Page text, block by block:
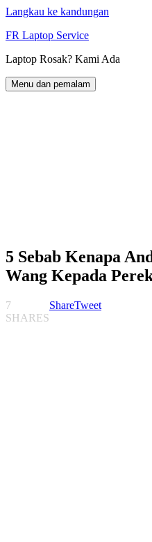
Langkau ke kandungan
FR Laptop Service
Laptop Rosak? Kami Ada
Menu dan pemalam
5 Sebab Kenapa
Wang Kepada
7
SHARES
ShareTweet